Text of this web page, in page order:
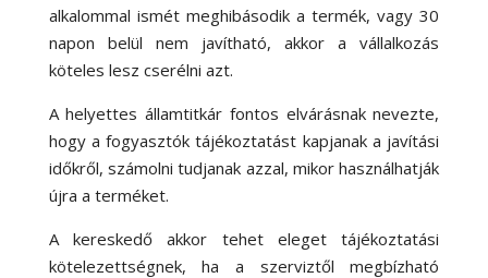
alkalommal ismét meghibásodik a termék, vagy 30
napon belül nem javítható, akkor a vállalkozás
köteles lesz cserélni azt.
A helyettes államtitkár fontos elvárásnak nevezte,
hogy a fogyasztók tájékoztatást kapjanak a javítási
időkről, számolni tudjanak azzal, mikor használhatják
újra a terméket.
A kereskedő akkor tehet eleget tájékoztatási
kötelezettségnek, ha a szerviztől megbízható